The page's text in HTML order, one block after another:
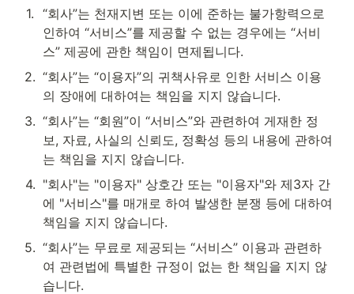
1. “회사”는 천재지변 또는 이에 준하는 불가항력으로
인하여 “서비스”를 제공할 수 없는 경우에는 “서비
스” 제공에 관한 책임이 면제됩니다.
2. “회사”는 “이용자”의 귀책사유로 인한 서비스 이용
의 장애에 대하여는 책임을 지지 않습니다.
3. “회사”는 “회원”이 “서비스”와 관련하여 게재한 정
보, 자료, 사실의 신뢰도, 정확성 등의 내용에 관하여
는 책임을 지지 않습니다.
4. "회사"는 "이용자" 상호간 또는 "이용자"와 제3자 간
에 "서비스"를 매개로 하여 발생한 분쟁 등에 대하여
책임을 지지 않습니다.
5. “회사”는 무료로 제공되는 “서비스” 이용과 관련하
여 관련법에 특별한 규정이 없는 한 책임을 지지 않
습니다.